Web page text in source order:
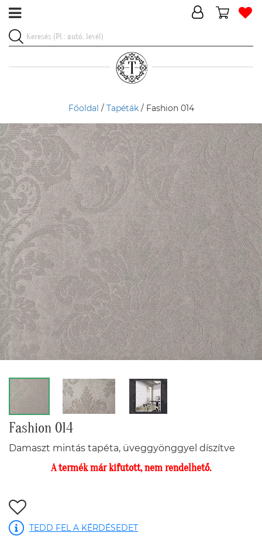
Főoldal / Tapéták/ Fashion 014
Fashion 014
Damaszt mintás tapéta, üveggyönggyel díszítve
A termék már kifutott, nem rendelhető.
TEDD FEL A KÉRDÉSEDET